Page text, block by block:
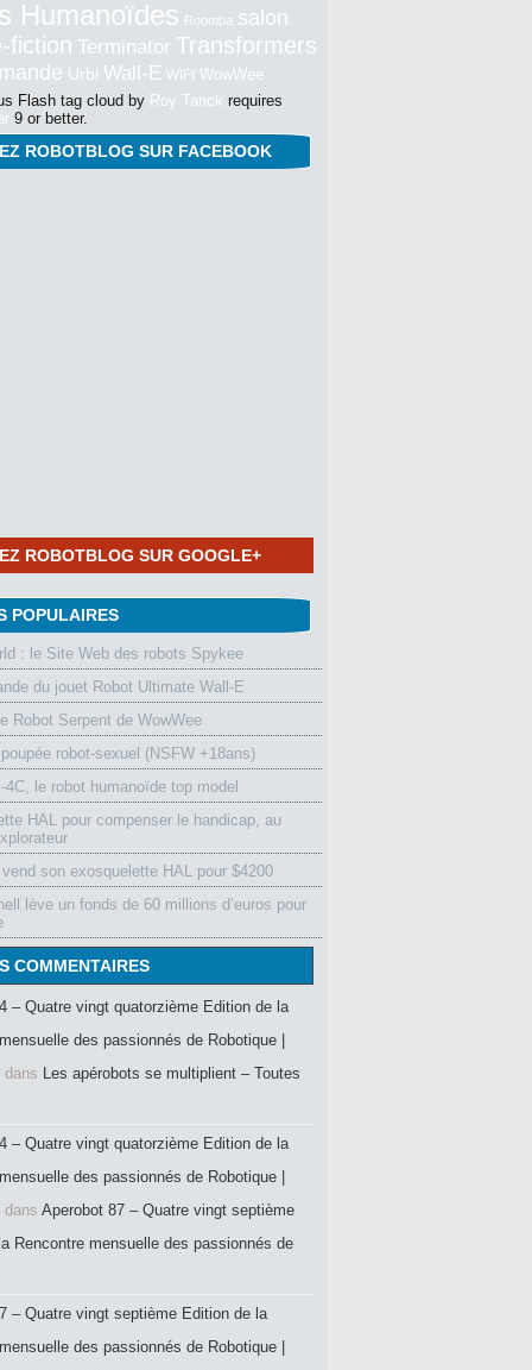
Humanoïdes Roomba salon
fiction Terminator Transformers
Urbi Wall-E WIFI WowWee
Flash tag cloud by Roy Tanck requires
9 or better.
ROBOTBLOG SUR FACEBOOK
ROBOTBLOG SUR GOOGLE+
POPULAIRES
: le Site Web des robots Spykee
du jouet Robot Ultimate Wall-E
Robot Serpent de WowWee
robot-sexuel (NSFW +18ans)
4C, le robot humanoïde top model
HAL pour compenser le handicap, au
son exosquelette HAL pour $4200
lève un fonds de 60 millions d’euros pour
COMMENTAIRES
– Quatre vingt quatorzième Edition de la
des passionnés de Robotique |
dans Les apérobots se multiplient – Toutes
– Quatre vingt quatorzième Edition de la
des passionnés de Robotique |
dans Aperobot 87 – Quatre vingt septième
Rencontre mensuelle des passionnés de
– Quatre vingt septième Edition de la
des passionnés de Robotique |